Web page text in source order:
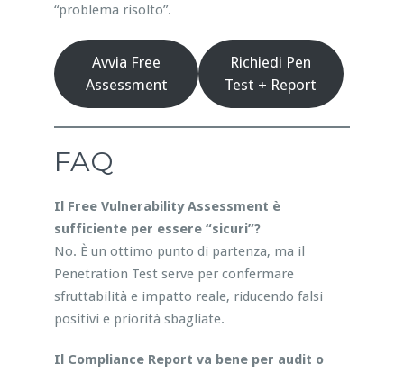
“problema risolto”.
Avvia Free
Assessment
Richiedi Pen
Test + Report
FAQ
Il Free Vulnerability Assessment è
sufficiente per essere “sicuri”?
No. È un ottimo punto di partenza, ma il
Penetration Test serve per confermare
sfruttabilità e impatto reale, riducendo falsi
positivi e priorità sbagliate.
Il Compliance Report va bene per audit o